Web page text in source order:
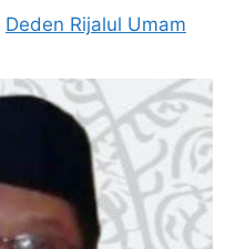
Deden Rijalul Umam